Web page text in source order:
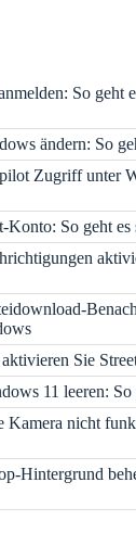
So geht
ändern: So
Zugriff unter
So geht es
Sie
11 leeren: So
Kamera nicht
Hintergrund